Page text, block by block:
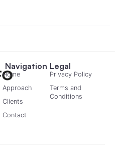
Navigation
Home
Approach
Clients
Contact
Legal
Privacy Policy
Terms and
Conditions